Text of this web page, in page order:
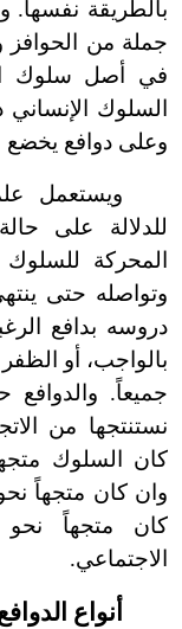
بالطريقة نفسها.
جملة من الحوافز
في أصل سلوك
السلوك
وعلى دوافع يخضع
ويستعمل
للدلالة على
المحركة
وتواصله حتى
دروسه بدافع
بالواجب، أو
جميعاً. والدوافع
نستنتجها من
كان السلوك
وان كان متجهاً
كان متجهاً نحو
الاجتماعي.
أنواع